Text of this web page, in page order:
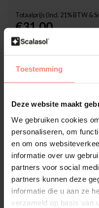
Toestemming
Deze website maakt
We gebruiken cookies
personaliseren, om
en om ons
informatie over uw
partners voor social
partners kunnen deze
informatie die u aan ze
verzameld op basis van
Totaalprijs (Incl. 21% BTW &
€31,00
Inclusief Scalasol®
Levertijd: 1-3
Hoge
Achteraf betaling
1-3 werkdagen
Meer informatie?